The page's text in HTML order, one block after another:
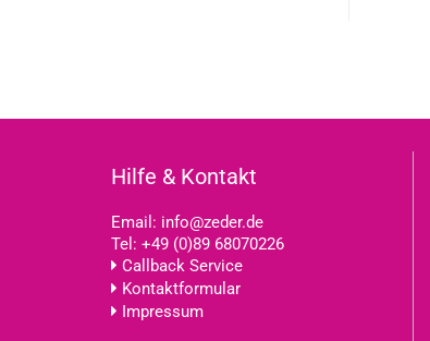
Hilfe & Kontakt
Email: info@zeder.de
Tel: +49 (0)89 68070226
Callback Service
Kontaktformular
Impressum